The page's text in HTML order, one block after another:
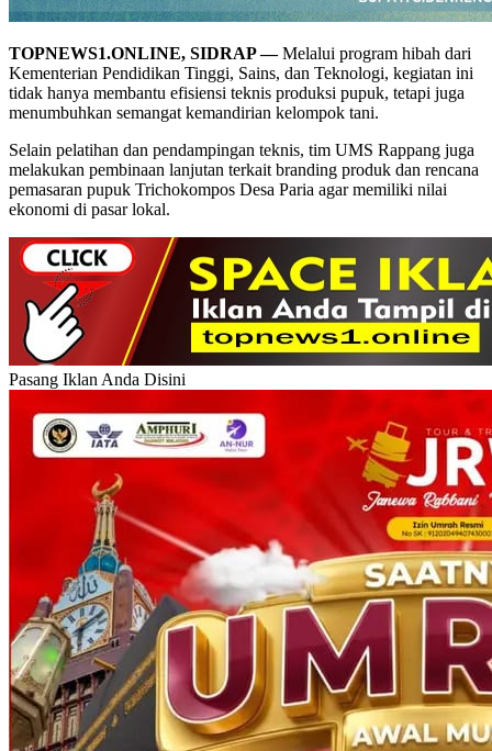
TOPNEWS1.ONLINE, SIDRAP —Melalui program hibah dari
Kementerian Pendidikan Tinggi, Sains, dan Teknologi, kegiatan ini
tidak hanya membantu efisiensi teknis produksi pupuk, tetapi juga
menumbuhkan semangat kemandirian kelompok tani.
Selain pelatihan dan pendampingan teknis, tim UMS Rappang juga
melakukan pembinaan lanjutan terkait branding produk dan rencana
pemasaran pupuk Trichokompos Desa Paria agar memiliki nilai
ekonomi di pasar lokal.
Pasang Iklan Anda Disini